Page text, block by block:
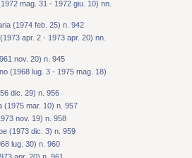
mag. 31 - 1972 giu. 10) nn.
(1974 feb. 25) n. 942
apr. 2 - 1973 apr. 20) nn.
nov. 20) n. 945
(1968 lug. 3 - 1975 mag. 18)
dic. 29) n. 956
(1975 mar. 10) n. 957
nov. 19) n. 958
(1973 dic. 3) n. 959
lug. 30) n. 960
apr. 20) n. 961